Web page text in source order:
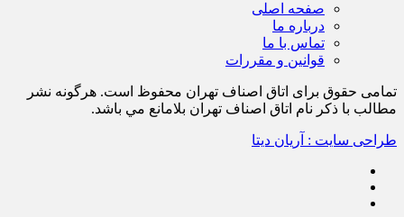
صفحه اصلی
درباره ما
تماس با ما
قوانین و مقررات
تمامی حقوق برای اتاق اصناف تهران محفوظ است. هرگونه نشر
مطالب با ذكر نام اتاق اصناف تهران بلامانع مي باشد.
طراحی سایت : آریان دیتا